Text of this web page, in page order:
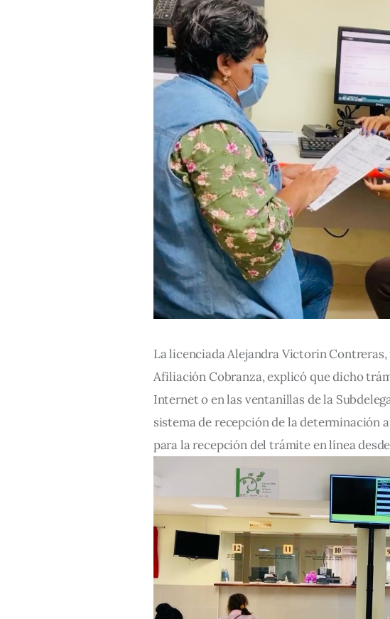
La licenciada Alejandra Victorin
Afiliación Cobranza, explicó que dicho
Internet o en las ventanillas de la
sistema de recepción de la determinación
para la recepción del trámite en línea